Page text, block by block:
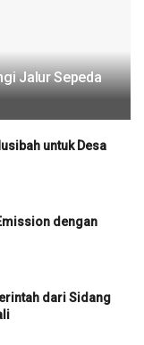
Jalur Sepeda
untuk Desa
dengan
dari Sidang